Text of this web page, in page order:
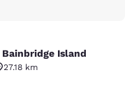
Island
27.18 km
Bueno. 477 reseñas